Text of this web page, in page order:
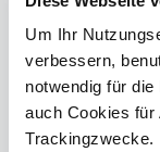
Um Ihr
verbessern,
notwendig für
auch Cookies für
Trackingzwecke.
Das MCI erweitert
weltweit. ©UHM